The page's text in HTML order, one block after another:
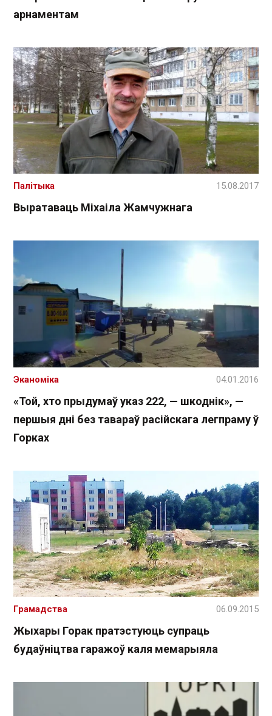
арнаментам
Выратаваць Міхаіла Жамчужнага
Палітыка 15.08.2017
«Той, хто прыдумаў указ 222, — шкоднік», —
першыя дні без тавараў расійскага легпраму ў
Горках
Эканоміка 04.01.2016
Жыхары Горак пратэстуюць супраць
будаўніцтва гаражоў каля мемарыяла
Грамадства 06.09.2015